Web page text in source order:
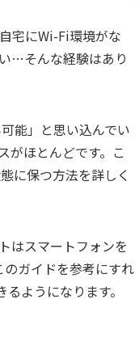
宅にWi-Fi環境がな
…そんな経験はあり
能」と思い込んでい
がほとんどです。こ
に保つ方法を詳しく
はスマートフォンを
ガイドを参考にすれ
ようになります。